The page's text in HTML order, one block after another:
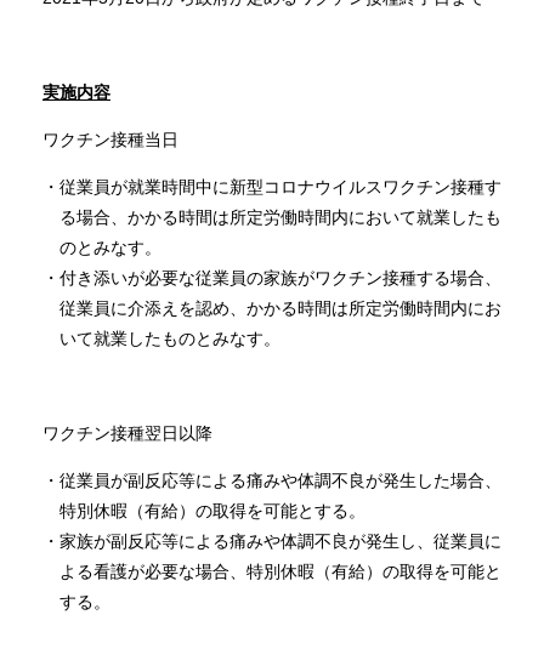
実施内容
ワクチン接種当日
従業員が就業時間中に新型コロナウイルスワクチン接種す
る場合、かかる時間は所定労働時間内において就業したも
のとみなす。
付き添いが必要な従業員の家族がワクチン接種する場合、
従業員に介添えを認め、かかる時間は所定労働時間内にお
いて就業したものとみなす。
ワクチン接種翌日以降
従業員が副反応等による痛みや体調不良が発生した場合、
特別休暇（有給）の取得を可能とする。
家族が副反応等による痛みや体調不良が発生し、従業員に
よる看護が必要な場合、特別休暇（有給）の取得を可能と
する。